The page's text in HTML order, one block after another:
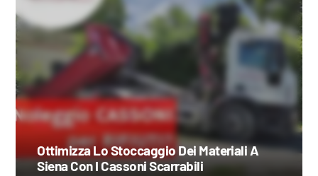
Ottimizza Lo Stoccaggio Dei Materiali A
Siena Con I Cassoni Scarrabili